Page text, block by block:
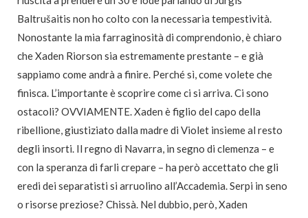
Baltrušaitis non ho colto con la necessaria tempestività.
Nonostante la mia farraginosità di comprendonio, è chiaro
che Xaden Riorson sia estremamente prestante – e già
sappiamo come andrà a finire. Perché sì, come volete che
finisca. L’importante è scoprire come ci si arriva. Ci sono
ostacoli? OVVIAMENTE. Xaden è figlio del capo della
ribellione, giustiziato dalla madre di Violet insieme al resto
degli insorti. Il regno di Navarra, in segno di clemenza – e
con la speranza di farli crepare – ha però accettato che gli
eredi dei separatisti si arruolino all’Accademia. Serpi in seno
o risorse preziose? Chissà. Nel dubbio, però, Xaden